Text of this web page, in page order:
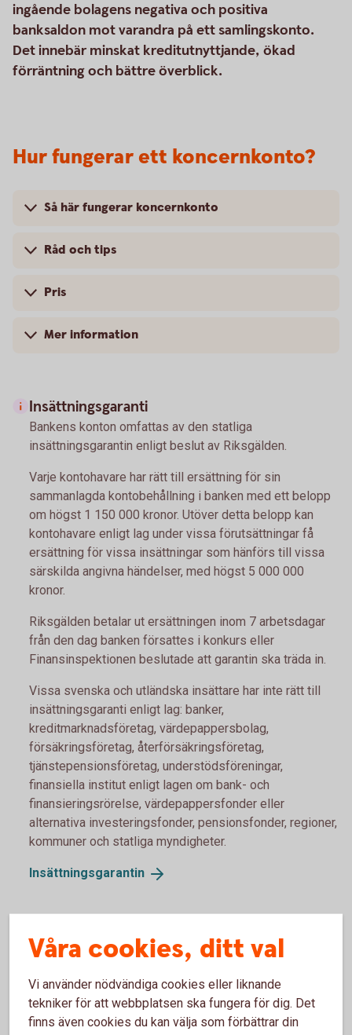
ingående bolagens negativa och positiva
banksaldon mot varandra på ett samlingskonto.
Det innebär minskat kreditutnyttjande, ökad
förräntning och bättre överblick.
Hur fungerar ett koncernkonto?
Så här fungerar koncernkonto
Råd och tips
Pris
Mer information
Insättningsgaranti
Bankens konton omfattas av den statliga
insättningsgarantin enligt beslut av Riksgälden.
Varje kontohavare har rätt till ersättning för sin
sammanlagda kontobehållning i banken med ett belopp
om högst 1 150 000 kronor. Utöver detta belopp kan
kontohavare enligt lag under vissa förutsättningar få
ersättning för vissa insättningar som hänförs till vissa
särskilda angivna händelser, med högst 5 000 000
kronor.
Riksgälden betalar ut ersättningen inom 7 arbetsdagar
från den dag banken försattes i konkurs eller
Finansinspektionen beslutade att garantin ska träda in.
Vissa svenska och utländska insättare har inte rätt till
insättningsgaranti enligt lag: banker,
kreditmarknadsföretag, värdepappersbolag,
försäkringsföretag, återförsäkringsföretag,
tjänstepensionsföretag, understödsföreningar,
finansiella institut enligt lagen om bank- och
finansieringsrörelse, värdepappersfonder eller
alternativa investeringsfonder, pensionsfonder, regioner,
kommuner och statliga myndigheter.
Insättningsgarantin
Frågor?
Våra cookies, ditt val
Vi använder nödvändiga cookies eller liknande
tekniker för att webbplatsen ska fungera för dig. Det
finns även cookies du kan välja som förbättrar din